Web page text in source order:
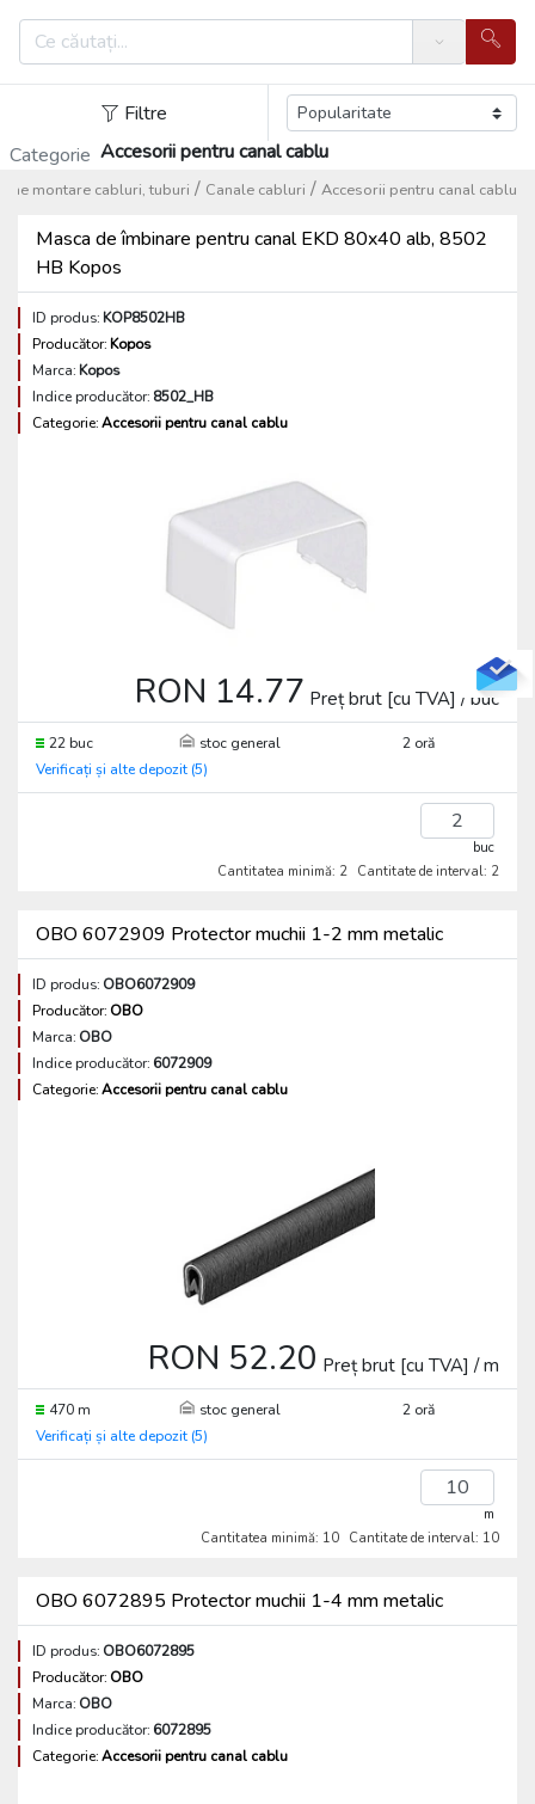
Search
Filtre
Categorie Accesorii pentru canal cablu
Accesorii pentru canal cablu
/
Canale cabluri
/
montare cabluri, tuburi
Masca de îmbinare pentru canal EKD 80x40 alb, 8502
HB Kopos
ID produs:KOP8502HB
Producător:Kopos
Marca:Kopos
Indice producător: 8502_HB
Categorie:Accesorii pentru canal cablu
RON 14.77 Preț brut [cu TVA] / buc
22 buc stoc general
2 oră
Verificați și alte depozit (5)
buc
Cantitatea minimă: 2 Cantitate de interval: 2
OBO 6072909 Protector muchii 1-2 mm metalic
ID produs: OBO6072909
Producător: OBO
Marca: OBO
Indice producător: 6072909
Categorie:Accesorii pentru canal cablu
RON 52.20 Preț brut [cu TVA] / m
470 m stoc general
2 oră
Verificați și alte depozit (5)
m
Cantitatea minimă: 10 Cantitate de interval: 10
OBO 6072895 Protector muchii 1-4 mm metalic
ID produs: OBO6072895
Producător: OBO
Marca: OBO
Indice producător: 6072895
Categorie:Accesorii pentru canal cablu